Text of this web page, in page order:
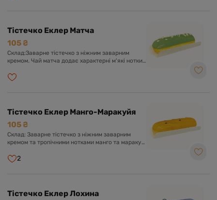
Тістечко Еклер Матча
105 ₴
Склад:Заварне тістечко з ніжним заварним
кремом. Чай матча додає характерні м'які нотки
глазур'ю та білим шоколадом.
Тістечко Еклер Манго-Маракуйя
105 ₴
Склад: Заварне тістечко з ніжним заварним
кремом та тропічними нотками манго та маракуї.
екзотичних фруктів.
2
Тістечко Еклер Лохина